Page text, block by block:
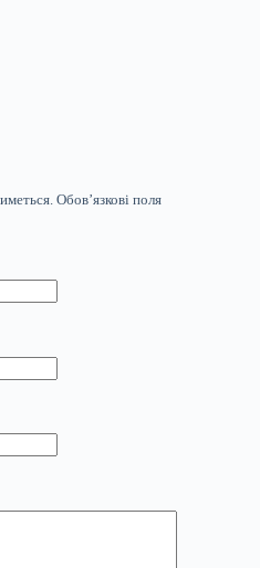
Обов’язкові поля